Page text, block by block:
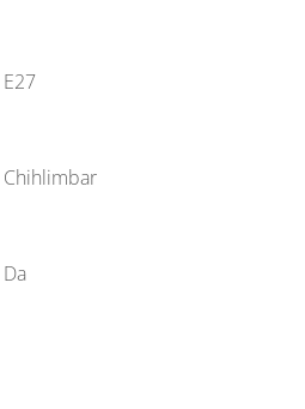
E27
Chihlimbar
Da